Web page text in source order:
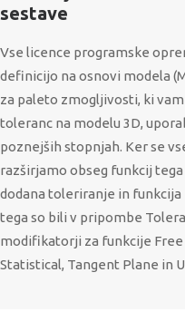
sestave
Vse licence programske
definicijo na osnovi modela
za paleto zmogljivosti, ki
toleranc na modelu 3D,
poznejših stopnjah. Ker se
razširjamo obseg funkcij
dodana toleriranje in
tega so bili v pripombe
modifikatorji za funkcije
Statistical, Tangent Plane in